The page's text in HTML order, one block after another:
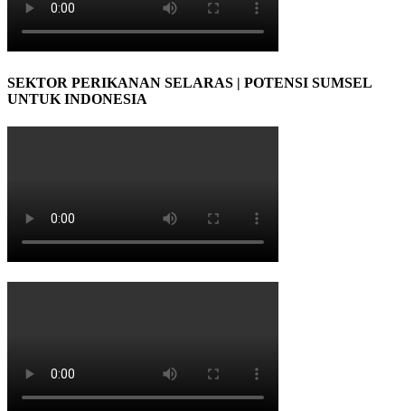
SEKTOR PERIKANAN SELARAS | POTENSI SUMSEL
UNTUK INDONESIA